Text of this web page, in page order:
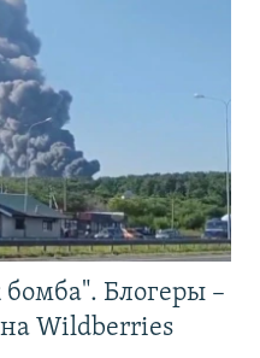
Блогеры –
на Wildberries